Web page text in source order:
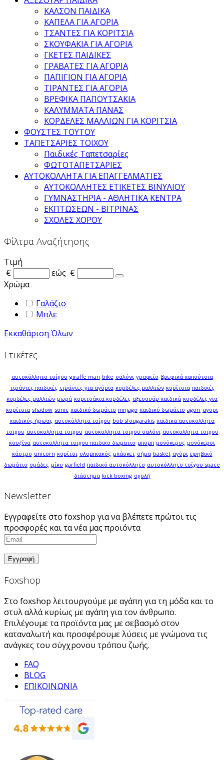
ΚΑΛΣΟΝ ΠΑΙΔΙΚΑ
ΚΑΠΕΛΑ ΓΙΑ ΑΓΟΡΙΑ
ΤΣΑΝΤΕΣ ΓΙΑ ΚΟΡΙΤΣΙΑ
ΣΚΟΥΦΑΚΙΑ ΓΙΑ ΑΓΟΡΙΑ
ΓΚΕΤΕΣ ΠΑΙΔΙΚΕΣ
ΓΡΑΒΑΤΕΣ ΓΙΑ ΑΓΟΡΙΑ
ΠΑΠΙΓΙΟΝ ΓΙΑ ΑΓΟΡΙΑ
ΤΙΡΑΝΤΕΣ ΓΙΑ ΑΓΟΡΙΑ
ΒΡΕΦΙΚΑ ΠΑΠΟΥΤΣΑΚΙΑ
ΚΑΛΥΜΜΑΤΑ ΠΑΝΑΣ
ΚΟΡΔΕΛΕΣ ΜΑΛΛΙΩΝ ΓΙΑ ΚΟΡΙΤΣΙΑ
ΦΟΥΣΤΕΣ ΤΟΥΤΟΥ
ΤΑΠΕΤΣΑΡΙΕΣ ΤΟΙΧΟΥ
Παιδικές Ταπετσαρίες
ΦΩΤΟΤΑΠΕΤΣΑΡΙΕΣ
ΑΥΤΟΚΟΛΛΗΤΑ ΓΙΑ ΕΠΑΓΓΕΛΜΑΤΙΕΣ
ΑΥΤΟΚΟΛΛΗΤΕΣ ΕΤΙΚΕΤΕΣ ΒΙΝΥΛΙΟΥ
ΓΥΜΝΑΣΤΗΡΙΑ - ΑΘΛΗΤΙΚΑ ΚΕΝΤΡΑ
ΕΚΠΤΩΣΕΩΝ - ΒΙΤΡΙΝΑΣ
ΣΧΟΛΕΣ ΧΟΡΟΥ
Φίλτρα Αναζήτησης
Τιμή
€
εώς €
Χρώμα
Γαλάζιο
Μπλε
Εκκαθάριση Όλων
Ετικέτες
αυτοκόλλητο τοίχου giraffe man bike σαλόνι γραφείο βρεφικά παπούτσια
τιράντες παιδικές τιράντες για αγόρια κορδέλες μαλλιών κορίτσια παιδικές
κορδέλες μαλλιών μωρά κοριτσάκια κορδέλες αξεσουάρ παιδικά κορδέλες για
κορίτσια shadow sonic παιδικό δωμάτιο ninjago παιδικό δωμάτιο agori αγορι
παιδικός ήρωας αυτοκόλλητα τοίχου bob sfougarakis παιδικα αυτοκολλητα
τοιχου αυτοκολλητα τοιχου αυτοκολλητα τοιχου σαλόνι αυτοκολλητα τοιχου
κουζίνα αυτοκολλητα τοιχου παιδικο δωματιο μπομπ μονόκερος μονόκεροι
κάστρο unicorn κορίτσι ολυμπιακός μπάσκετ σήμα basket αγόρι εφηβικό
δωμάτιο ομάδες μίκυ garfield παιδικό αυτοκόλλητο αυτοκόλλητο τοίχου space
διάστημα kick boxing σχολή
Newsletter
Εγγραφείτε στο foxshop για να βλέπετε πρώτοι τις
προσφορές και τα νέα μας προιόντα
Foxshop
Στο foxshop λειτουργούμε με αγάπη για τη μόδα και το
στυλ αλλά κυρίως με αγάπη για τον άνθρωπο.
Επιλέγουμε τα προϊόντα μας με σεβασμό στον
καταναλωτή και προσφέρουμε λύσεις με γνώμονα τις
ανάγκες του σύγχρονου τρόπου ζωής.
FAQ
BLOG
ΕΠΙΚΟΙΝΩΝΙΑ